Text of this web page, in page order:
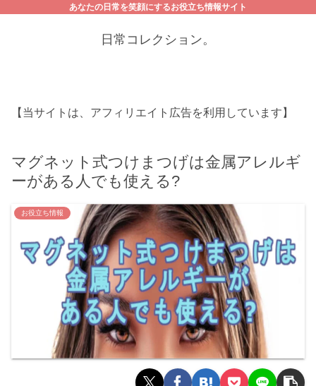
あなたの日常を笑顔にするお役立ち情報サイト
日常コレクション。
【当サイトは、アフィリエイト広告を利用しています】
マグネット式つけまつげは金属アレルギ
ーがある人でも使える?
お役立ち情報